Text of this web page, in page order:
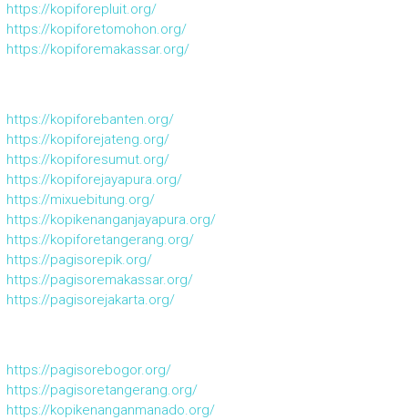
https://kopiforepluit.org/
https://kopiforetomohon.org/
https://kopiforemakassar.org/
https://kopiforebanten.org/
https://kopiforejateng.org/
https://kopiforesumut.org/
https://kopiforejayapura.org/
https://mixuebitung.org/
https://kopikenanganjayapura.org/
https://kopiforetangerang.org/
https://pagisorepik.org/
https://pagisoremakassar.org/
https://pagisorejakarta.org/
https://pagisorebogor.org/
https://pagisoretangerang.org/
https://kopikenanganmanado.org/